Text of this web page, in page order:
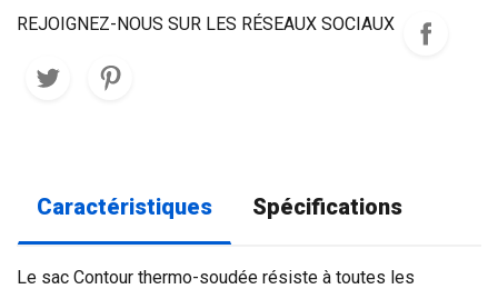
REJOIGNEZ-NOUS SUR LES RÉSEAUX SOCIAUX
Caractéristiques Spécifications
Le sac Contour thermo-soudée résiste à toutes les